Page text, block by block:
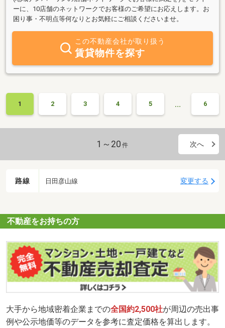
ーに、10店舗のネットワークでお客様のご希望にお応えします。お
困り事・不明点等何なりとお気軽にご相談くださいませ。
この不動産会社が取り扱う
賃貸物件を探す
1 2 3 4 5 … 6
1～20 件 次へ
路線 日田彦山線 変更する
不動産をお持ちの方
大手から地域密着企業までの全国約2,500社が周辺の売出事
例や公示地価等のデータを参考に査定価格を算出します。